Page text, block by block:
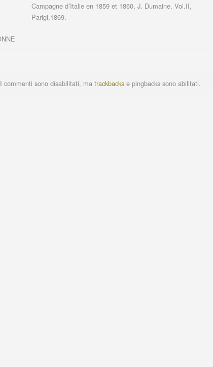
Campagne d’Italie en 1859 et 1860, J. Dumaine, Vol.II,
Parigi,1869.
I commenti sono disabilitati, ma trackbacks e pingbacks sono abilitati.